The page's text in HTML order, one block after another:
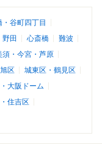
・谷町四丁目
野田 心斎橋
難波
須・今宮・芦原
区
城東区・鶴見区
大阪ドーム
住吉区